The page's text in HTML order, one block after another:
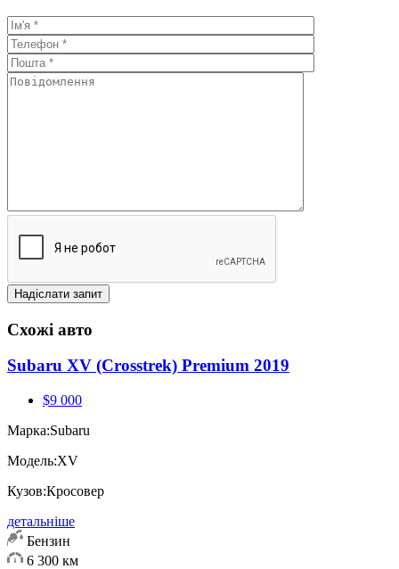
Схожі авто
Subaru XV (Crosstrek) Premium 2019
$9 000
Марка:Subaru
Модель:XV
Кузов:Кросовер
детальніше
Бензин
6 300 км